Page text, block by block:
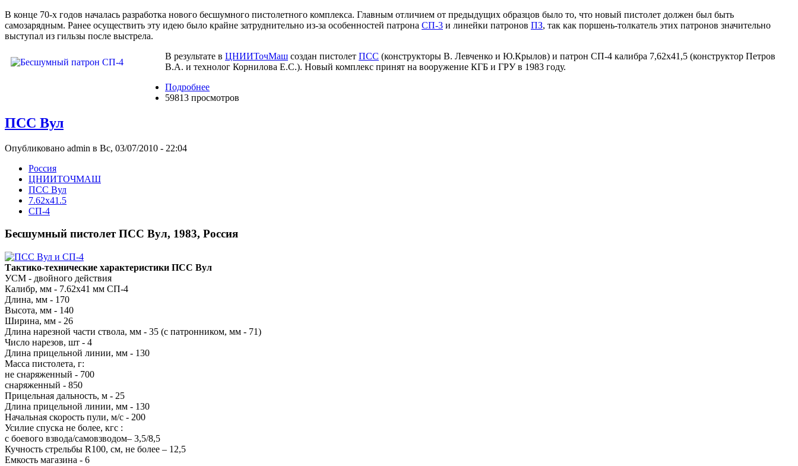
В конце 70-х годов началась разработка нового бесшумного пистолетного комплекса. Главным отличием от предыдущих образцов было то, что новый пистолет должен был быть
самозарядным. Ранее осуществить эту идею было крайне затруднительно из-за особенностей патрона СП-3 и линейки патронов ПЗ, так как поршень-толкатель этих патронов значительно
выступал из гильзы после выстрела.
В результате в ЦНИИТочМаш создан пистолет ПСС (конструкторы В. Левченко и Ю.Крылов) и патрон СП-4 калибра 7,62х41,5 (конструктор Петров
В.А. и технолог Корнилова Е.С.). Новый комплекс принят на вооружение КГБ и ГРУ в 1983 году.
Подробнее
59813 просмотров
ПСС Вул
Опубликовано admin в Вс, 03/07/2010 - 22:04
Росcия
ЦНИИТОЧМАШ
ПСС Вул
7.62x41.5
СП-4
Бесшумный пистолет ПСС Вул, 1983, Россия
Тактико-технические характеристики ПСС Вул
УСМ - двойного действия
Калибр, мм - 7.62x41 мм СП-4
Длина, мм - 170
Высота, мм - 140
Ширина, мм - 26
Длина нарезной части ствола, мм - 35 (с патронником, мм - 71)
Число нарезов, шт - 4
Длина прицельной линии, мм - 130
Масса пистолета, г:
не снаряженный - 700
снаряженный - 850
Прицельная дальность, м - 25
Длина прицельной линии, мм - 130
Начальная скорость пули, м/с - 200
Усилие спуска не более, кгс :
с боевого взвода/самовзводом– 3,5/8,5
Кучность стрельбы R100, см, не более – 12,5
Емкость магазина - 6